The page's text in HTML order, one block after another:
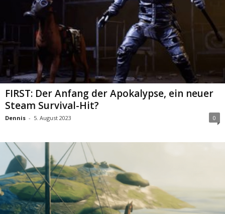
FIRST: Der Anfang der Apokalypse, ein neuer
Steam Survival-Hit?
Dennis - 5. August 2023 0